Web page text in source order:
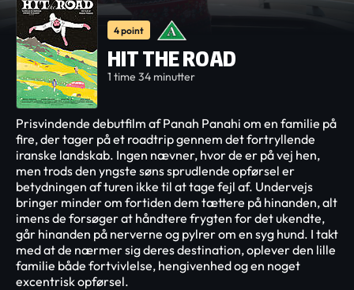
4 point
HIT THE ROAD
1 time 34 minutter
Prisvindende debutfilm af Panah Panahi om en familie på
fire, der tager på et roadtrip gennem det fortryllende
iranske landskab. Ingen nævner, hvor de er på vej hen,
men trods den yngste søns sprudlende opførsel er
betydningen af turen ikke til at tage fejl af. Undervejs
bringer minder om fortiden dem tættere på hinanden, alt
imens de forsøger at håndtere frygten for det ukendte,
går hinanden på nerverne og pylrer om en syg hund. I takt
med at de nærmer sig deres destination, oplever den lille
familie både fortvivlelse, hengivenhed og en noget
excentrisk opførsel.